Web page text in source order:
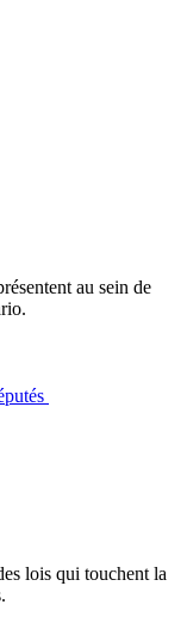
au sein de
lois qui touchent la